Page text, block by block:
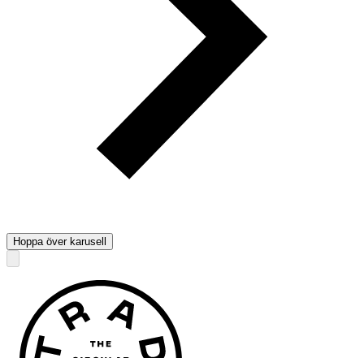
Hoppa över karusell